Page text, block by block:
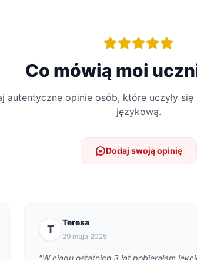
Co mówią moi
autentyczne opinie osób, które uczyły się
językową.
Dodaj swoją opinię
T
Teresa
29 maja 2025
"W ciągu ostatnich 3 lat pobierałam